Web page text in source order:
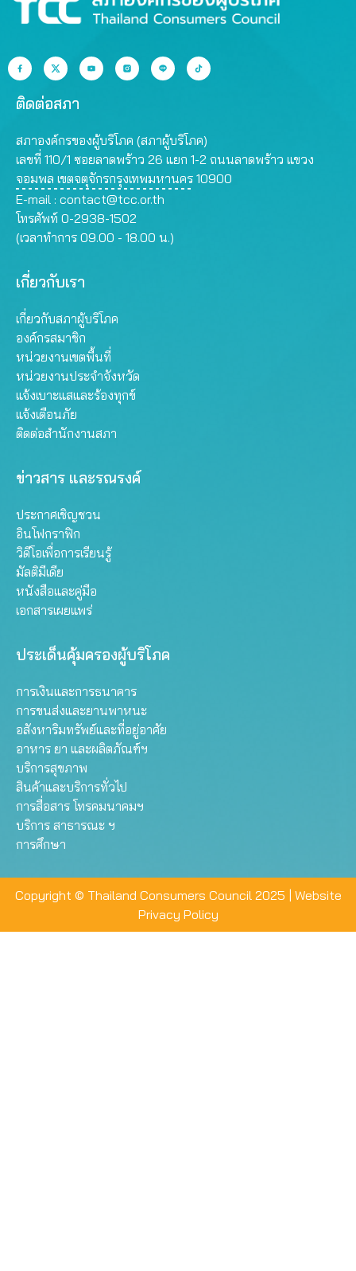
ติดต่อสภา
สภาองค์กรของผู้บริโภค (สภาผู้บริโภค)
เลขที่ 110/1 ซอยลาดพร้าว 26 แยก 1-2 ถนนลาดพร้าว แขวง
จอมพล เขตจตุจักรกรุงเทพมหานคร 10900
E-mail : contact@tcc.or.th
โทรศัพท์ 0-2938-1502
(เวลาทำการ 09.00 - 18.00 น.)
เกี่ยวกับเรา
เกี่ยวกับสภาผู้บริโภค
องค์กรสมาชิก
หน่วยงานเขตพื้นที่
หน่วยงานประจำจังหวัด
แจ้งเบาะแสและร้องทุกข์
แจ้งเตือนภัย
ติดต่อสำนักงานสภา
ข่าวสาร และรณรงค์
ประกาศเชิญชวน
อินโฟกราฟิก
วิดีโอเพื่อการเรียนรู้
มัลติมีเดีย
หนังสือและคู่มือ
เอกสารเผยแพร่
ประเด็นคุ้มครองผู้บริโภค
การเงินและการธนาคาร
การขนส่งและยานพาหนะ
อสังหาริมทรัพย์และที่อยู่อาศัย
อาหาร ยา และผลิตภัณฑ์ฯ
บริการสุขภาพ
สินค้าและบริการทั่วไป
การสื่อสาร โทรคมนาคมฯ
บริการ สาธารณะ ฯ
การศึกษา
Copyright © Thailand Consumers Council 2025 | Website
Privacy Policy